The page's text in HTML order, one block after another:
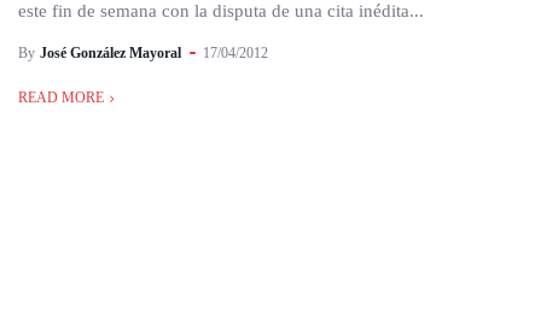
este fin de semana con la disputa de una cita inédita...
By José González Mayoral 17/04/2012
READ MORE